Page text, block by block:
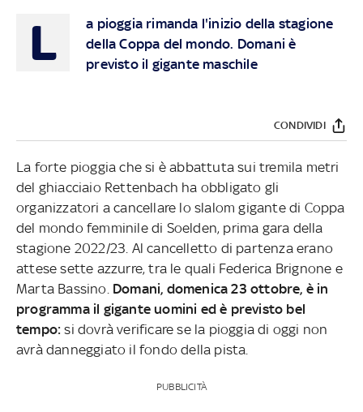
L
a pioggia rimanda l'inizio della stagione
della Coppa del mondo. Domani è
previsto il gigante maschile
CONDIVIDI
La forte pioggia che si è abbattuta sui tremila metri
del ghiacciaio Rettenbach ha obbligato gli
organizzatori a cancellare lo slalom gigante di Coppa
del mondo femminile di Soelden, prima gara della
stagione 2022/23. Al cancelletto di partenza erano
attese sette azzurre, tra le quali Federica Brignone e
Marta Bassino. Domani, domenica 23 ottobre, è in
programma il gigante uomini ed è previsto bel
tempo:si dovrà verificare se la pioggia di oggi non
avrà danneggiato il fondo della pista.
PUBBLICITÀ